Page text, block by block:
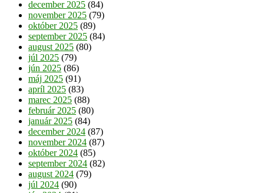
december 2025 (84)
november 2025 (79)
október 2025 (89)
september 2025 (84)
august 2025 (80)
júl 2025 (79)
jún 2025 (86)
máj 2025 (91)
apríl 2025 (83)
marec 2025 (88)
február 2025 (80)
január 2025 (84)
december 2024 (87)
november 2024 (87)
október 2024 (85)
september 2024 (82)
august 2024 (79)
júl 2024 (90)